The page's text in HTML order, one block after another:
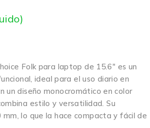
Folk para laptop de 15.6″ es un
ideal para el uso diario en
un diseño monocromático en color
estilo y versatilidad. Su
lo que la hace compacta y fácil de